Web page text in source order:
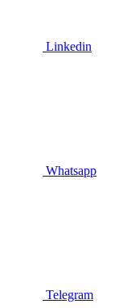
Linkedin
Whatsapp
Telegram